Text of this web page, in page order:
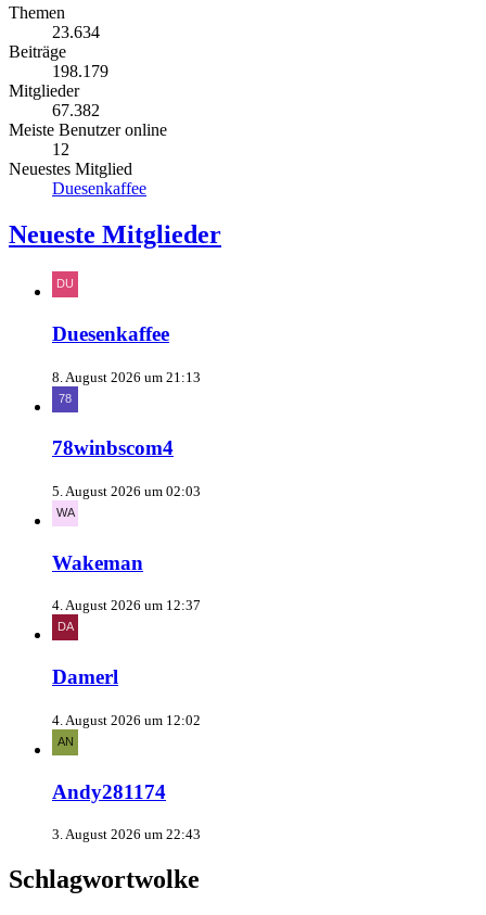
Themen
23.634
Beiträge
198.179
Mitglieder
67.382
Meiste Benutzer online
12
Neuestes Mitglied
Duesenkaffee
Neueste Mitglieder
Duesenkaffee
8. August 2026 um 21:13
78winbscom4
5. August 2026 um 02:03
Wakeman
4. August 2026 um 12:37
Damerl
4. August 2026 um 12:02
Andy281174
3. August 2026 um 22:43
Schlagwortwolke